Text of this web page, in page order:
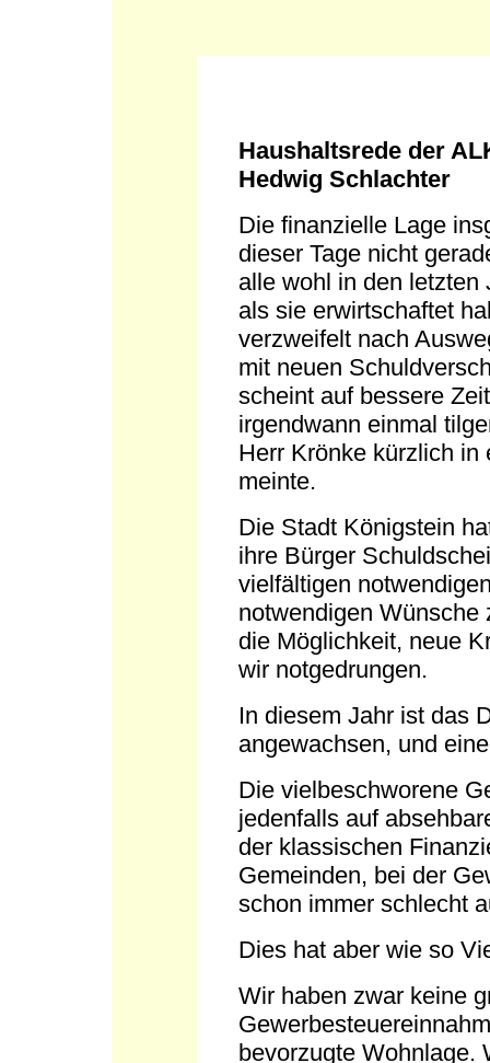
Haushaltsrede der
Hedwig Schlachter
Die finanzielle Lage
dieser Tage nicht
alle wohl in den letzten
als sie erwirtschaftet
verzweifelt nach
mit neuen
scheint auf bessere
irgendwann einmal
Herr Krönke kürzlich in
meinte.
Die Stadt Königstein
ihre Bürger
vielfältigen
notwendigen Wünsche
die Möglichkeit, neue
wir notgedrungen.
In diesem Jahr ist das
angewachsen, und
Die vielbeschworene
jedenfalls auf
der klassischen
Gemeinden, bei der
schon immer schlecht
Dies hat aber wie so
Wir haben zwar keine
bevorzugte Wohnlage.